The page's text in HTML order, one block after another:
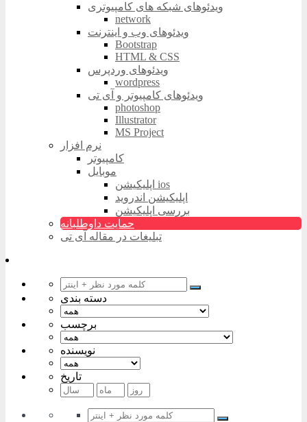
ویدئوهای شبکه های کامپیوتری
network
ویدئوهای وب و اینترنت
Bootstrap
HTML & CSS
ویدئوهای وردپرس
wordpress
ویدئوهای کامپیوتر و آی تی
photoshop
Illustrator
MS Project
نرم افزار
کامپیوتر
موبایل
اپلیکیشن ios
اپلیکیشن اندروید
بررسی اپلیکیشن
حمایت داوطلبانه
تبلیغات در مقاله آی تی
دسته بندی
برچسب
نویسنده
تاریخ